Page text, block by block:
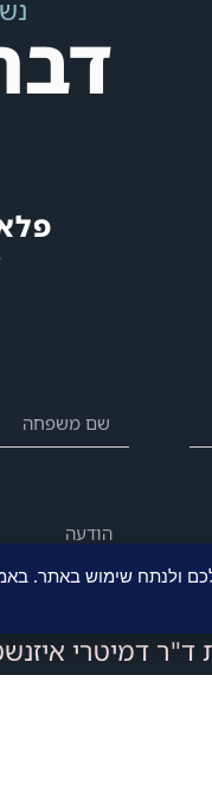
דמיטרי
ולנתח שימוש באתר.